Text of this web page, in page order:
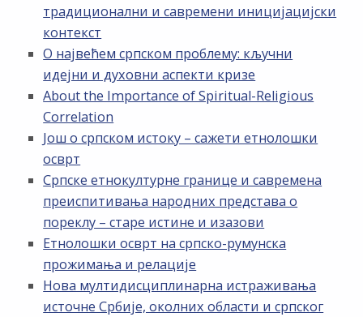
традиционални и савремени иницијацијски
контекст
О највећем српском проблему: кључни
идејни и духовни аспекти кризе
About the Importance of Spiritual-Religious
Correlation
Још о српском истоку – сажети етнолошки
осврт
Српске етнокултурне границе и савремена
преиспитивања народних представа о
пореклу – старе истине и изазови
Етнолошки осврт на српско-румунска
прожимања и релације
Нова мултидисциплинарна истраживања
источне Србије, околних области и српског